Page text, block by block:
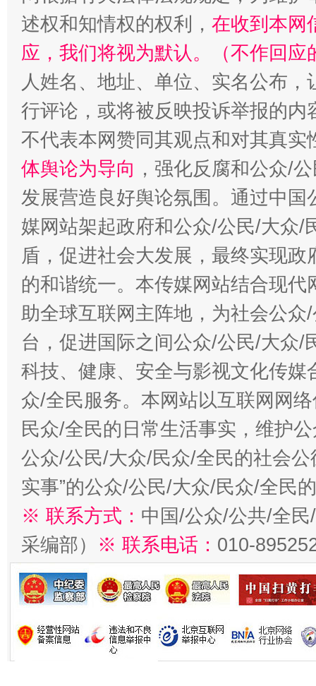
招工难、用工荒背后
述权和知情权的权利， 在收到本网
应，我们将视为默认。（不作回应
人姓名、地址、单位、实名公布
行评论，或将被反映投诉举报的
不代表本网赞同其观点和对其真实
体舆论为导向 ，强化反腐和公众/
发展营造良好舆论氛围。通过中
媒网站架起政府和公众/公民/大众/
盾，促进社会大发展，最终实现
的和谐统一。本传媒网站结合现
助全球互联网主阵地，为社会公
台，促进国际之间公众/公民/大众/
科技、健康、安全与影视文化传
众/全民服务。本网站以互联网网
民众/全民的日常生活事实，维护
公众/公民/大众/民众/全民的社会公
实事”的公众/公民/大众/民众/全民
※ 联系方式： 中国/公众/公共/全
采编部） ※ 联系电话： 010-